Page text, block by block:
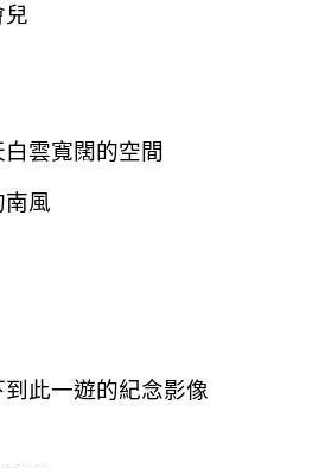
兒
雲寬闊的空間
南風
此一遊的紀念影像